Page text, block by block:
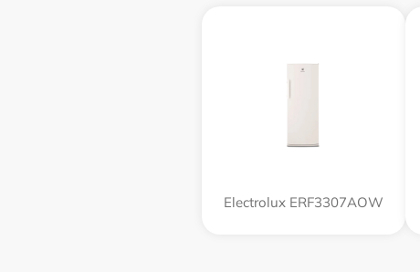
Electrolux ERF3307AOW